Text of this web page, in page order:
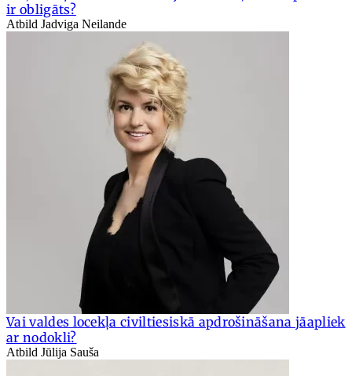
ir obligāts?
Atbild Jadviga Neilande
Vai valdes locekļa civiltiesiskā apdrošināšana jāapliek
ar nodokli?
Atbild Jūlija Sauša